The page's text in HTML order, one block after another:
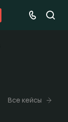
Все кейсы